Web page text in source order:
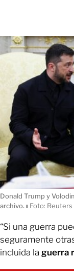
Donald Trump y
archivo. ı Foto: Reuters
“Si una guerra
seguramente
incluida la guerra